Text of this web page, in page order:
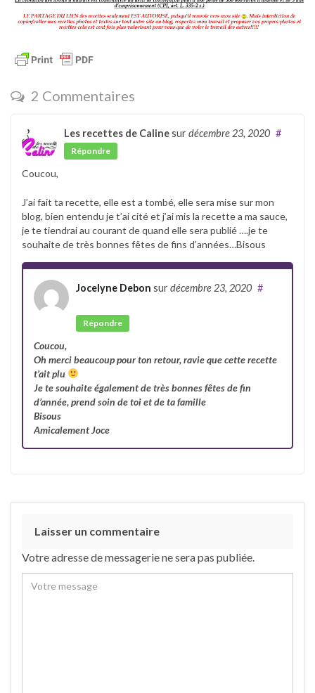
2 Commentaires
Les recettes de Calinesur décembre 23, 2020 #
Répondre
Coucou,
J’ai fait ta recette, elle est a tombé, elle sera mise sur mon
blog, bien entendu je t’ai cité et j’ai mis la recette a ma sauce,
je te tiendrai au courant de quand elle sera publié ….je te
souhaite de très bonnes fêtes de fins d’années…Bisous
Jocelyne Debon sur décembre 23, 2020 #
Répondre
Coucou,
Oh merci beaucoup pour ton retour, ravie que cette recette
t’ait plu
Je te souhaite également de très bonnes fêtes de fin
d’année, prend soin de toi et de ta famille
Bisous
Amicalement Joce
Laisser un commentaire
Votre adresse de messagerie ne sera pas publiée.